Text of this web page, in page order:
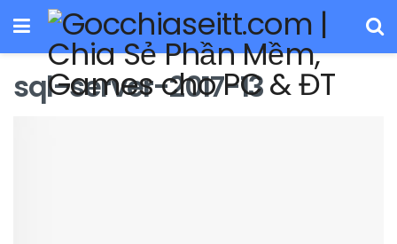
sql-server-2017-13